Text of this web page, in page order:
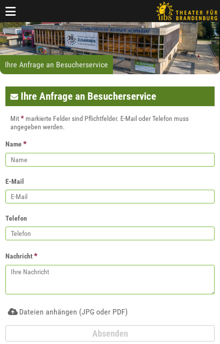
Ihre Anfrage an Besucherservice
Ihre Anfrage an Besucherservice
Mit* markierte Felder sind Pflichtfelder. E-Mail oder Telefon muss
angegeben werden.
Name*
E-Mail
Telefon
Nachricht*
Dateien anhängen (JPG oder PDF)